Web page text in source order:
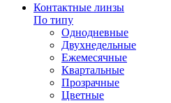
Контактные линзы
По типу
Однодневные
Двухнедельные
Ежемесячные
Квартальные
Прозрачные
Цветные